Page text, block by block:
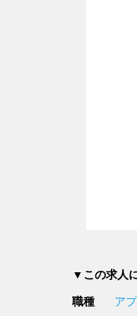
▼この求人
職種 ア